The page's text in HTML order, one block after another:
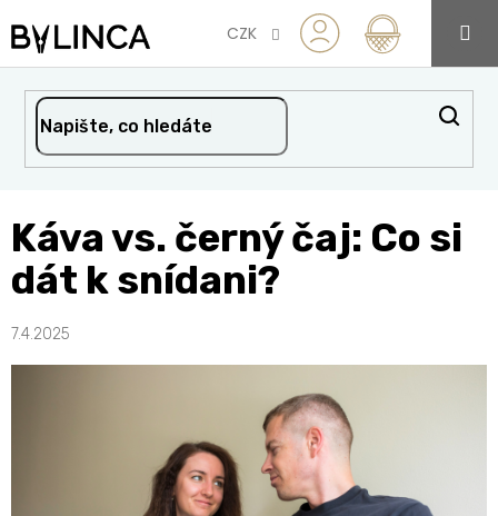
na
obsah
CZK
Káva vs. černý čaj: Co si
dát k snídani?
7.4.2025